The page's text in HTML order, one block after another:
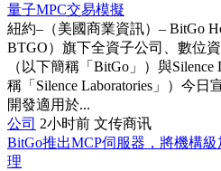
量子MPC交易模擬
紐約–（美國商業資訊）– BitGo
BTGO）旗下全資子公司、數位
（以下簡稱「BitGo」）與Silence
稱「Silence Laboratories」）今
開發適用於...
公司 2小时前 文传商讯
BitGo推出MCP伺服器，將機構
理